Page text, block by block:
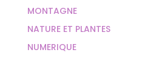
MONTAGNE
NATURE ET PLANTES
NUMERIQUE